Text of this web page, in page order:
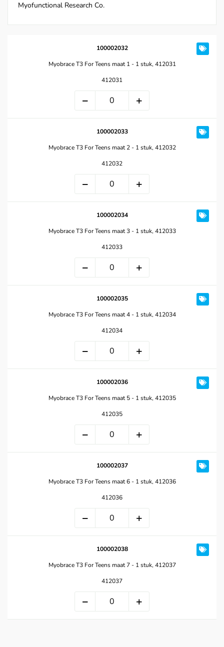
Myofunctional Research Co.
100002032
Myobrace T3 For Teens maat 1 - 1 stuk, 412031
412031
100002033
Myobrace T3 For Teens maat 2 - 1 stuk, 412032
412032
100002034
Myobrace T3 For Teens maat 3 - 1 stuk, 412033
412033
100002035
Myobrace T3 For Teens maat 4 - 1 stuk, 412034
412034
100002036
Myobrace T3 For Teens maat 5 - 1 stuk, 412035
412035
100002037
Myobrace T3 For Teens maat 6 - 1 stuk, 412036
412036
100002038
Myobrace T3 For Teens maat 7 - 1 stuk, 412037
412037